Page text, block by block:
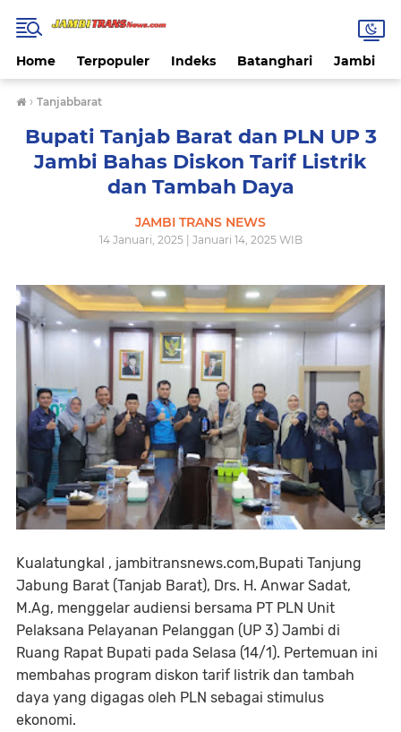
Home Terpopuler Indeks Batanghari Jambi
› Tanjabbarat
Bupati Tanjab Barat dan PLN UP 3
Jambi Bahas Diskon Tarif Listrik
dan Tambah Daya
JAMBI TRANS NEWS
14 Januari, 2025 | Januari 14, 2025 WIB
Kualatungkal , jambitransnews.com,Bupati Tanjung
Jabung Barat (Tanjab Barat), Drs. H. Anwar Sadat,
M.Ag, menggelar audiensi bersama PT PLN Unit
Pelaksana Pelayanan Pelanggan (UP 3) Jambi di
Ruang Rapat Bupati pada Selasa (14/1). Pertemuan ini
membahas program diskon tarif listrik dan tambah
daya yang digagas oleh PLN sebagai stimulus
ekonomi.